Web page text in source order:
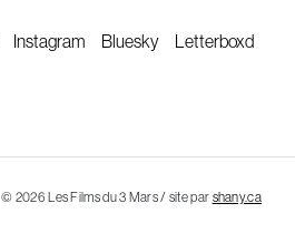
Instagram Bluesky Letterboxd
© 2026 Les Films du 3 Mars / site par shany.ca